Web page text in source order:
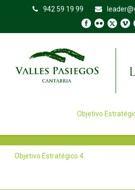
942 59 19 99
Objetivo
Objetivo Estratégico 4.